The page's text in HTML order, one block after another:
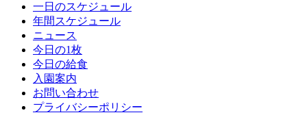
一日のスケジュール
年間スケジュール
ニュース
今日の1枚
今日の給食
入園案内
お問い合わせ
プライバシーポリシー